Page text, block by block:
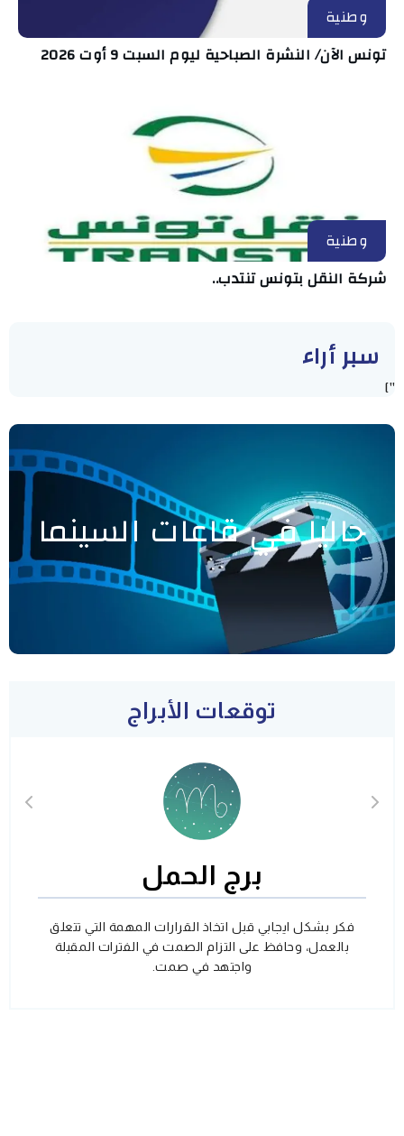
وطنية
تونس الآن/ النشرة الصباحية ليوم السبت 9 أوت 2026
وطنية
شركة النقل بتونس تنتدب..
سبر أراء
"]
حاليا في قاعات السينما
توقعات الأبراج
برج الحمل
فكر بشكل ايجابي قبل اتخاذ القرارات المهمة التي تتعلق
بالعمل، وحافظ على التزام الصمت في الفترات المقبلة
واجتهد في صمت.